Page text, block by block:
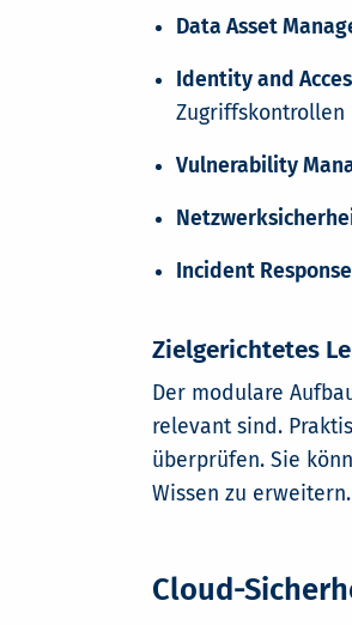
Data Asset
Identity and
Zugriffskontrollen
Vulnerability
Incident
Zielgerichtetes
Der modulare
relevant sind.
überprüfen. Sie
Wissen zu erweitern.
Cloud-